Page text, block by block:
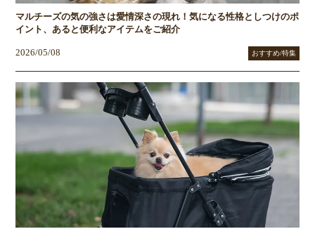
マルチーズの気の強さは愛情深さの現れ！気になる性格としつけのポ
イント、あると便利なアイテムをご紹介
2026/05/08 おすすめ/特集